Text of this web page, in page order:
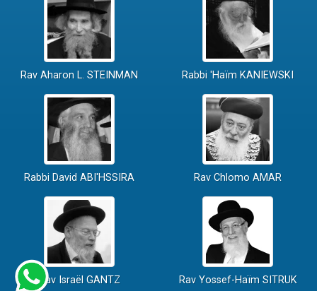
Rav Aharon L. STEINMAN Rabbi 'Haïm KANIEWSKI
Rabbi David ABI'HSSIRA Rav Chlomo AMAR
Rav Israël GANTZ Rav Yossef-Haïm SITRUK